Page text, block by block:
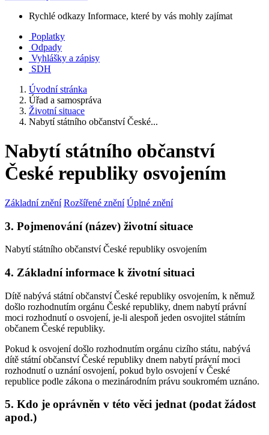
Rychlé odkazy Informace, které by vás mohly zajímat
Poplatky
Odpady
Vyhlášky a zápisy
SDH
Úvodní stránka
Úřad a samospráva
Životní situace
Nabytí státního občanství České...
Nabytí státního občanství
České republiky osvojením
Základní znění Rozšířené znění Úplné znění
3. Pojmenování (název) životní situace
Nabytí státního občanství České republiky osvojením
4. Základní informace k životní situaci
Dítě nabývá státní občanství České republiky osvojením, k němuž
došlo rozhodnutím orgánu České republiky, dnem nabytí právní
moci rozhodnutí o osvojení, je-li alespoň jeden osvojitel státním
občanem České republiky.
Pokud k osvojení došlo rozhodnutím orgánu cizího státu, nabývá
dítě státní občanství České republiky dnem nabytí právní moci
rozhodnutí o uznání osvojení, pokud bylo osvojení v České
republice podle zákona o mezinárodním právu soukromém uznáno.
5. Kdo je oprávněn v této věci jednat (podat žádost
apod.)